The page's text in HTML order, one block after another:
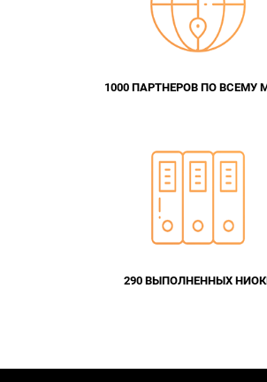
1000 ПАРТНЕРОВ ПО ВСЕМУ
290 ВЫПОЛНЕННЫХ